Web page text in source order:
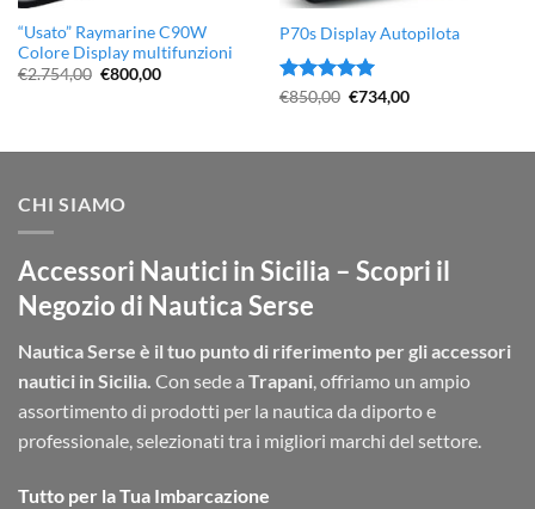
“Usato” Raymarine C90W
Colore Display multifunzioni
€2.754,00 Il
prezzo
€800,00Il
P70s Display Autopilota
Valutato5
€850,00 Il
prezzo
€850,00.
€734,00Il
€734,00.
CHI SIAMO
Accessori Nautici in Sicilia – Scopri il
Negozio di Nautica Serse
Nautica Serse è il tuo punto di riferimento per gli accessori
nautici in Sicilia. Con sede a Trapani, offriamo un ampio
assortimento di prodotti per la nautica da diporto e
professionale, selezionati tra i migliori marchi del settore.
Tutto per la Tua Imbarcazione